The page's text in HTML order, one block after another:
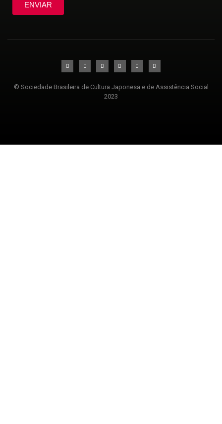
ENVIAR
© Sociedade Brasileira de Cultura Japonesa e de Assistência Social
2023